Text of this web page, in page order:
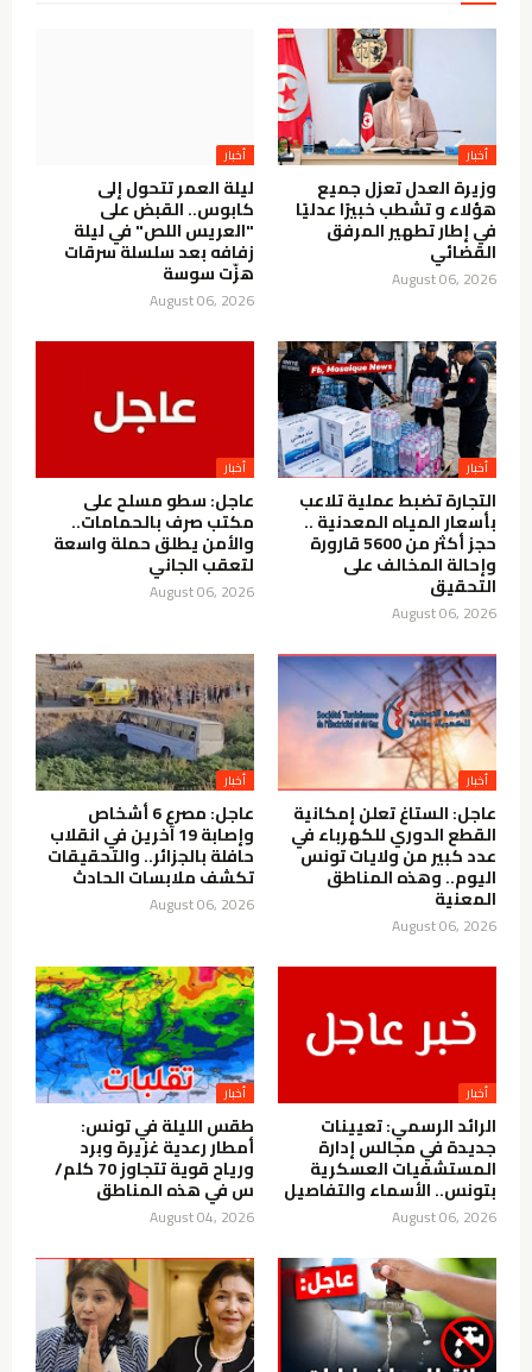
أخبار
وزيرة العدل تعزل جميع
هؤلاء و تشطب خبيرًا عدليًا
في إطار تطهير المرفق
القضائي
August 06, 2026
أخبار
ليلة العمر تتحول إلى
كابوس.. القبض على
"العريس اللص" في ليلة
زفافه بعد سلسلة سرقات
هزّت سوسة
August 06, 2026
أخبار
التجارة تضبط عملية تلاعب
بأسعار المياه المعدنية ..
حجز أكثر من 5600 قارورة
وإحالة المخالف على
التحقيق
August 06, 2026
أخبار
عاجل: سطو مسلح على
مكتب صرف بالحمامات..
والأمن يطلق حملة واسعة
لتعقب الجاني
August 06, 2026
أخبار
عاجل: الستاغ تعلن إمكانية
القطع الدوري للكهرباء في
عدد كبير من ولايات تونس
اليوم.. وهذه المناطق
المعنية
August 06, 2026
أخبار
عاجل: مصرع 6 أشخاص
وإصابة 19 آخرين في انقلاب
حافلة بالجزائر.. والتحقيقات
تكشف ملابسات الحادث
August 06, 2026
أخبار
الرائد الرسمي: تعيينات
جديدة في مجالس إدارة
المستشفيات العسكرية
بتونس.. الأسماء والتفاصيل
August 06, 2026
أخبار
طقس الليلة في تونس:
أمطار رعدية غزيرة وبرد
ورياح قوية تتجاوز 70 كلم/
س في هذه المناطق
August 04, 2026